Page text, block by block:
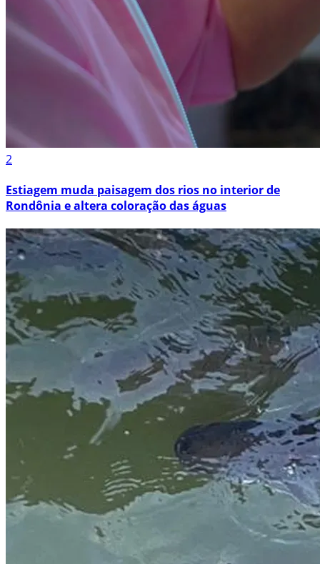
2
Estiagem muda paisagem dos rios no interior de
Rondônia e altera coloração das águas